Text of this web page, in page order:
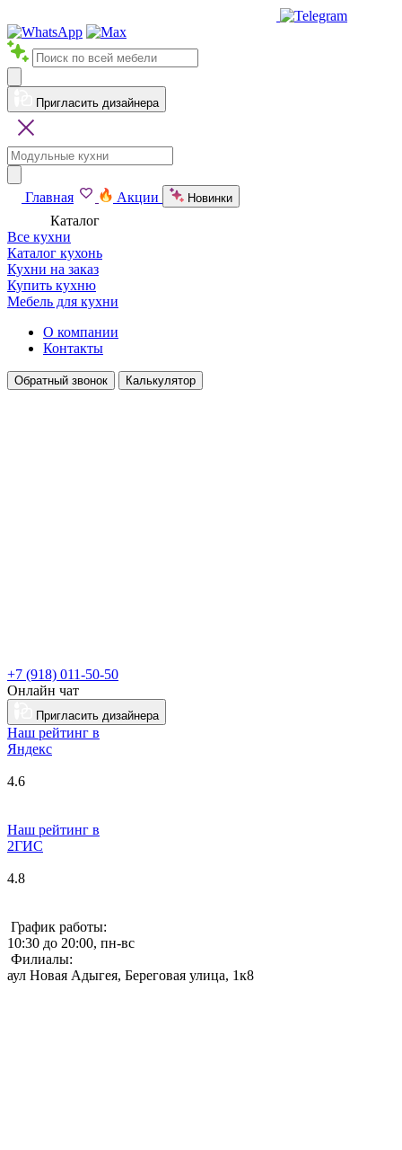
Пригласить дизайнера
Главная Акции Новинки
Каталог
Все кухни
Каталог кухонь
Кухни на заказ
Купить кухню
Мебель для кухни
О компании
Контакты
Обратный звонок Калькулятор
+7 (918) 011-50-50
Онлайн чат
Пригласить дизайнера
Наш рейтинг в
Яндекс
4.6
Наш рейтинг в
2ГИС
4.8
График работы:
10:30 до 20:00, пн-вс
Филиалы:
аул Новая Адыгея, Береговая улица, 1к8